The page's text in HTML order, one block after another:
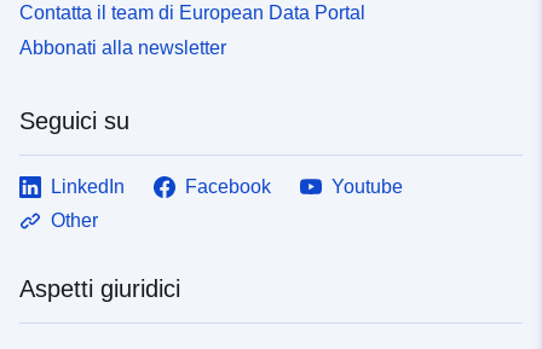
Contatta il team di European Data Portal
Abbonati alla newsletter
Seguici su
LinkedIn Facebook
Youtube
Other
Aspetti giuridici